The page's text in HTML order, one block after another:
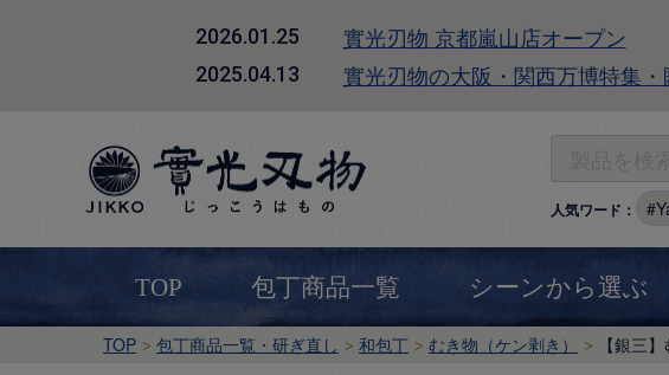
2026.01.25 實光刃物 京都嵐山店オープン
2025.04.13 實光刃物の大阪・関西万博特集
人気ワード：
TOP 包丁商品一覧 シーンから選ぶ
TOP 包丁商品一覧・研ぎ直し 和包丁 むき物（ケン剥き） 【銀三